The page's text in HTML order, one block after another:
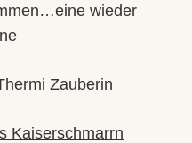
wieder
Zauberin
Kaiserschmarrn